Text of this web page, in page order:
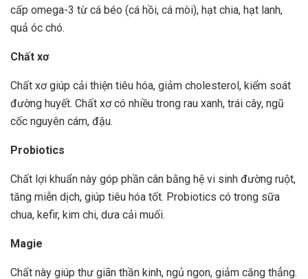
cấp omega-3 từ cá béo (cá hồi, cá mòi), hạt chia, hạt lanh,
quả óc chó.
Chất xơ
Chất xơ giúp cải thiện tiêu hóa, giảm cholesterol, kiểm soát
đường huyết. Chất xơ có nhiều trong rau xanh, trái cây, ngũ
cốc nguyên cám, đậu.
Probiotics
Chất lợi khuẩn này góp phần cân bằng hệ vi sinh đường ruột,
tăng miễn dịch, giúp tiêu hóa tốt. Probiotics có trong sữa
chua, kefir, kim chi, dưa cải muối.
Magie
Chất này giúp thư giãn thần kinh, ngủ ngon, giảm căng thẳng.